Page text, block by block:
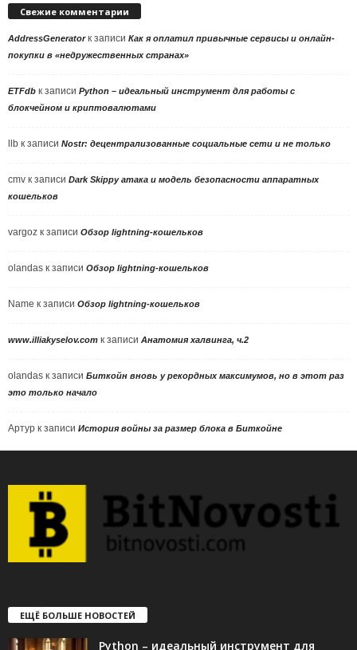
Свежие комментарии
AddressGeneratorк записи Как я оплатил привычные сервисы и онлайн-
покупки в «недружественных странах»
ETFdb к записи Python – идеальный инструмент для работы с
блокчейном и криптовалютами
llb к записи Nostr: децентрализованные социальные сети и не только
cmv к записи Dark Skippy атака и модель безопасности аппаратных
кошельков
vargoz к записи Обзор lightning-кошельков
olandas к записи Обзор lightning-кошельков
Name к записи Обзор lightning-кошельков
www.illiakyselov.com к записи Анатомия халвинга, ч.2
olandas к записи Биткойн вновь у рекордных максимумов, но в этот раз
это только начало
Артур к записи История войны за размер блока в Биткойне
ЕЩЁ БОЛЬШЕ НОВОСТЕЙ
Python – идеальный инструмент для